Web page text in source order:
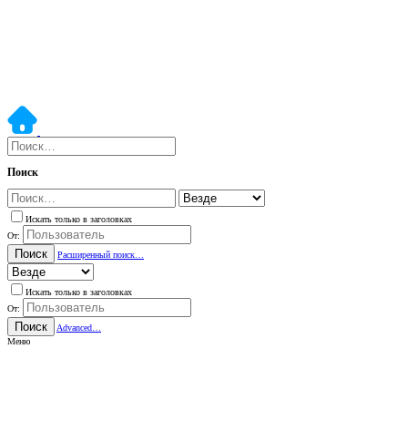
Поиск
Искать только в заголовках
От:
Поиск Расширенный поиск…
Искать только в заголовках
От:
Поиск
Advanced…
Меню